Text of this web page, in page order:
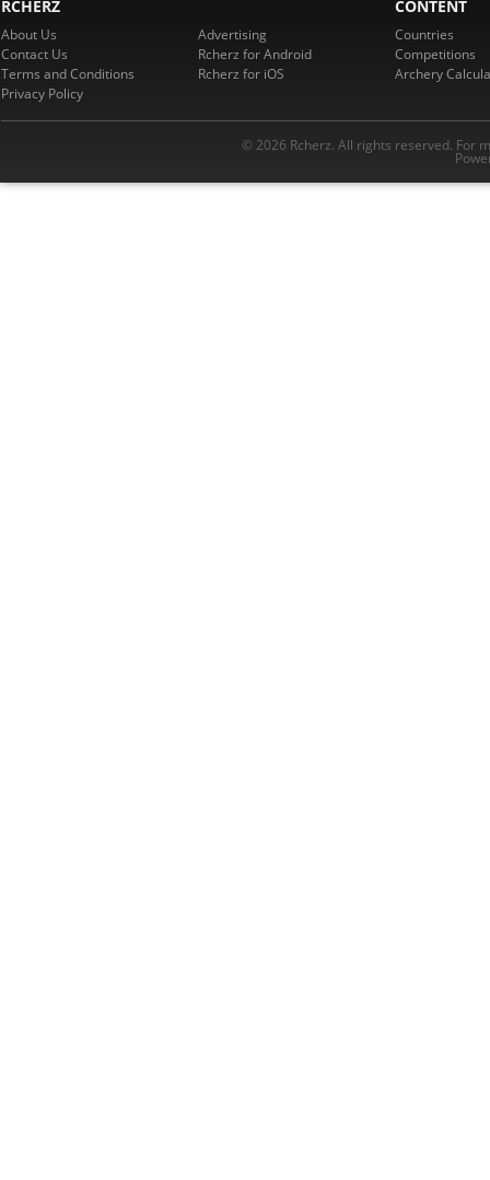
RCHERZ
About Us
Contact Us
Terms and Conditions
Privacy Policy
Advertising
Rcherz for Android
Rcherz for iOS
CONTENT
Countries
Competitions
Archery
© 2026 Rcherz. All rights reserved. For